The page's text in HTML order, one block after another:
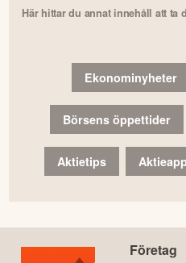
Här hittar du annat innehåll att ta
Ekonominyheter
Börsens öppettider
Aktietips
Företag